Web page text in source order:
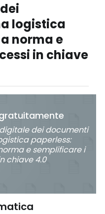
logistica
norma e
in chiave
dei documenti
paperless:
e semplificare i
chiave 4.0